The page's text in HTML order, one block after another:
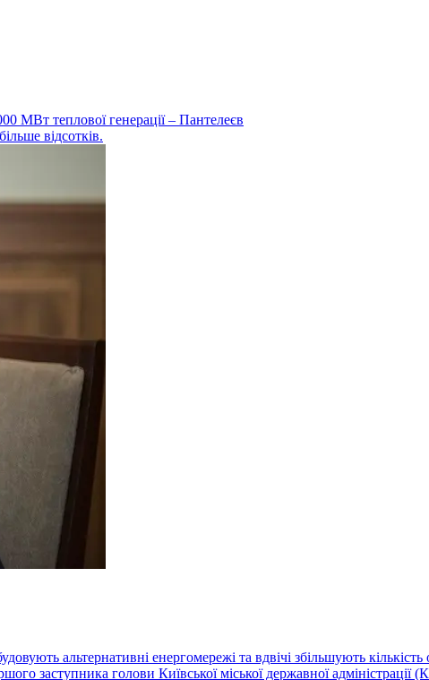
МВт теплової генерації – Пантелеєв
відсотків.
альтернативні енергомережі та вдвічі збільшують
заступника голови Київської міської державної